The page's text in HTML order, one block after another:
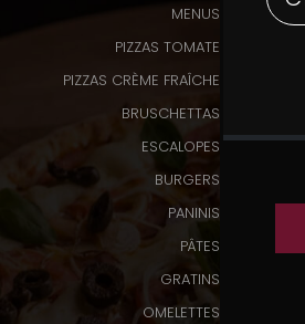
Programme
De
Vos
Avis
Zones
Livraison
MENUS
PIZZAS TOMATE
PIZZAS CRÈME FRAÎCHE
BRUSCHETTAS
ESCALOPES
BURGERS
PANINIS
PÂTES
GRATINS
OMELETTES